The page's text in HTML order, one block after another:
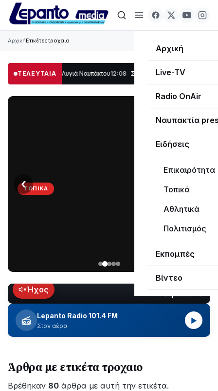
Αρχική
Live-TV
Radio OnAir
Ναυπακτία
Ειδήσεις
Επικαιρότητα
Τοπικά
Αθλητικά
Πολιτισμός
Εκπομπές
Βίντεο
ΑρχικήΕτικέτεςτροχαιο
ΤΕΛΕΥΤΑΙΑ
μέρος στο Λυγιά Ναυπάκτου12:08 Σε τροχιά υλοποίησης η Παράκαμψη
ΤΟΠΙΚΆ
Ναυπάκτου
εδώ
και
περίπου
δύο
ώρες
εξέλιξη
οι
εργασίες
‹
LIVEΉχος
Lepanto Radio 101.4 FM
Στον αέρα
▶
Άρθρα με ετικέτα τροχαιο
Βρέθηκαν 80 άρθρα με αυτή την ετικέτα.